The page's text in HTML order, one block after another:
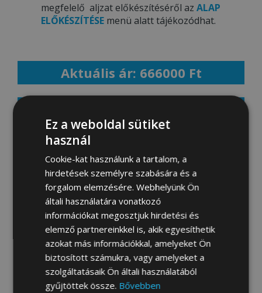
megfelelő aljzat előkészítéséről az ALAP
ELŐKÉSZÍTÉSE menü alatt tájékozódhat.
Aktuális ár: 666000 Ft
Fotógaléria:
Ez a weboldal sütiket
használ
Cookie-kat használunk a tartalom, a
hirdetések személyre szabására és a
forgalom elemzésére. Webhelyünk Ön
általi használatára vonatkozó
információkat megosztjuk hirdetési és
elemző partnereinkkel is, akik egyesíthetik
azokat más információkkal, amelyeket Ön
biztosított számukra, vagy amelyeket a
szolgáltatásaik Ön általi használatából
gyűjtöttek össze. Bővebben